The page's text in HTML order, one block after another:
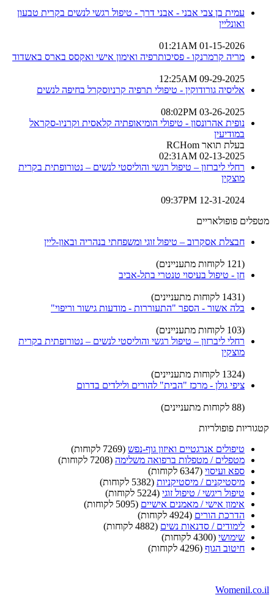
עמית בן צבי אבני - אבני דרך - טיפול רגשי לנשים בקרית טבעון
ואונליין
01-15-2026 01:21AM
מריה קרמרנקו - פסיכותרפיה ואימון אישי ואקסס בארס באשדוד
09-29-2025 12:25AM
אליסיה גורודוקין - טיפולי תרפיה קרניוסקרל בחיפה לנשים
03-26-2025 08:02PM
נופית אהרונסון - טיפולי הומיאופתיה קלאסית וקרניו-סקראל
במודיעין
בעלת תואר RCHom
02-13-2025 02:31AM
רחלי ליברזון – טיפול רגשי והוליסטי לנשים – נטורופתית בקרית
מוצקין
12-31-2024 09:37PM
מטפלים פופולאריים
חבצלת אסקרוב – טיפול זוגי ומשפחתי בנהריה ובאון-ליין
(121 לקוחות מתעניינים)
חן - טיפול בעיסוי טנטרי בתל-אביב
(1431 לקוחות מתעניינים)
בלה אשור - הספר "התעוררות - מודעות גישור וריפוי"
(103 לקוחות מתעניינים)
רחלי ליברזון – טיפול רגשי והוליסטי לנשים – נטורופתית בקרית
מוצקין
(1324 לקוחות מתעניינים)
ציפי גולן - מרכז "הבית" להורים ולילדים בדרום
(88 לקוחות מתעניינים)
קטגוריות פופולריות
טיפולים אנרגטיים ואיזון גוף-נפש (7269 לקוחות)
מטפלים / מטפלות ברפואה משלימה (7208 לקוחות)
ספא ועיסוי (6347 לקוחות)
מיסטיקנים / מיסטיקניות (5382 לקוחות)
טיפול ריגשי / טיפול זוגי (5224 לקוחות)
אימון אישי / מאמנים אישיים (5095 לקוחות)
הדרכת הורים (4924 לקוחות)
לימודים / סדנאות נשים (4882 לקוחות)
שימושי (4300 לקוחות)
חיטוב הגוף (4296 לקוחות)
Womenil.co.il